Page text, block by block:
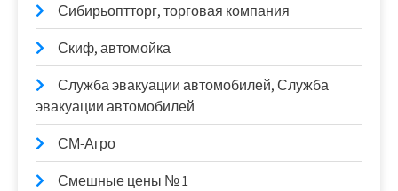
Сибирьоптторг, торговая компания
Скиф, автомойка
Служба эвакуации автомобилей, Служба
эвакуации автомобилей
СМ-Агро
Смешные цены № 1